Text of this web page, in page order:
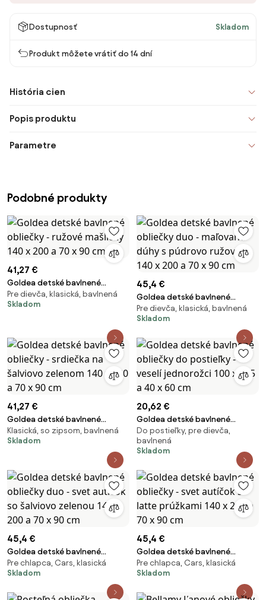
Dostupnosť Skladom
Produkt môžete vrátiť do 14 dní
História cien
Popis produktu
Parametre
Podobné produkty
41,27 €
Goldea detské bavlnené
obliečky - ružové mašličky 140 x
200 a 70 x 90 cm
Pre dievča, klasická, bavlnená
Skladom
45,4 €
Goldea detské bavlnené
obliečky duo - maľované dúhy s
púdrovo ružovou 140 x 200 a
Pre dievča, klasická, bavlnená
Skladom
41,27 €
Goldea detské bavlnené
obliečky - srdiečka na šalviovo
zelenom 140 x 200 a 70 x 90 cm
Klasická, so zipsom, bavlnená
Skladom
20,62 €
Goldea detské bavlnené
obliečky do postieľky - veselí
jednorožci 100 x 135 a 40 x 60
cm
Do postieľky, pre dievča,
bavlnená
Skladom
45,4 €
Goldea detské bavlnené
obliečky duo - svet autíčok so
šalviovo zelenou 140 x 200 a 70
Pre chlapca, Cars, klasická
Skladom
45,4 €
Goldea detské bavlnené
obliečky - svet autíčok s latte
prúžkami 140 x 200 a 70 x 90
Pre chlapca, Cars, klasická
Skladom